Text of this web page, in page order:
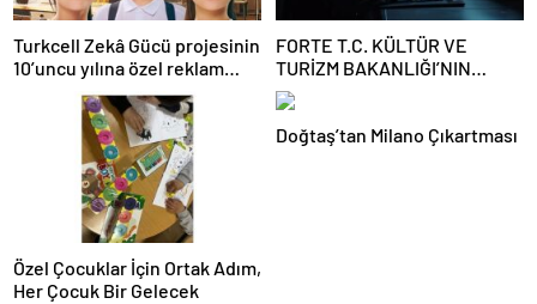
Turkcell Zekâ Gücü projesinin
10’uncu yılına özel reklam
filmi yayında
FORTE T.C. KÜLTÜR VE
TURİZM BAKANLIĞI’NIN
SİBER GÜVENLİĞİ İÇİN STM
İLE İŞ BİRLİĞİ YAPTI
Özel Çocuklar İçin Ortak Adım,
Her Çocuk Bir Gelecek
Doğtaş’tan Milano Çıkartması